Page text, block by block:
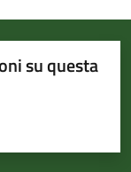
su questa